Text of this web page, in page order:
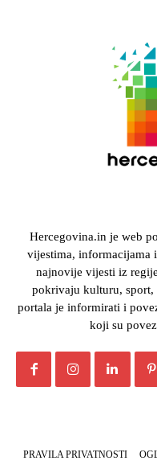
Hercegovina.in je web
vijestima, informacijama
najnovije vijesti iz
pokrivaju kulturu,
portala je informirati i
koji su
PRAVILA PRIVATNOSTI